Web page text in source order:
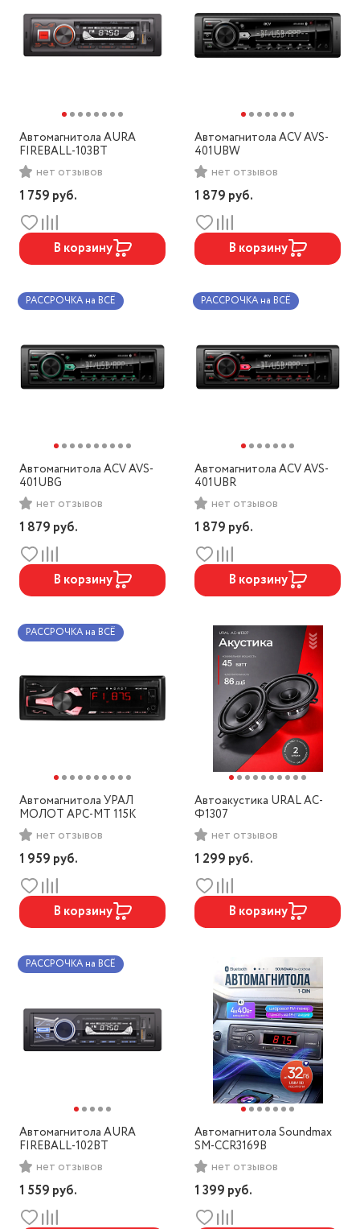
Автомагнитола AURA
FIREBALL-103BT
нет отзывов
1 759 руб.
В корзину
Автомагнитола ACV AVS-
401UBW
нет отзывов
1 879 руб.
В корзину
Автомагнитола ACV AVS-
401UBG
нет отзывов
1 879 руб.
В корзину
РАССРОЧКА на ВСЁ
Автомагнитола ACV AVS-
401UBR
нет отзывов
1 879 руб.
В корзину
РАССРОЧКА на ВСЁ
Автомагнитола УРАЛ
МОЛОТ АРС-МТ 115К
нет отзывов
1 959 руб.
В корзину
РАССРОЧКА на ВСЁ
Автоакустика URAL АС-
Ф1307
нет отзывов
1 299 руб.
В корзину
Автомагнитола AURA
FIREBALL-102BT
нет отзывов
1 559 руб.
РАССРОЧКА на ВСЁ
Автомагнитола Soundmax
SM-CCR3169B
нет отзывов
1 399 руб.